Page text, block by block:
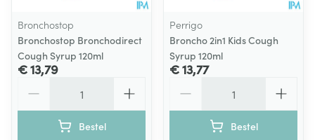
Bronchostop
Bronchostop Bronchodirect
Cough Syrup 120ml
€ 13,79
Bestel
Perrigo
Broncho 2in1 Kids Cough
Syrup 120ml
€ 13,77
Bestel